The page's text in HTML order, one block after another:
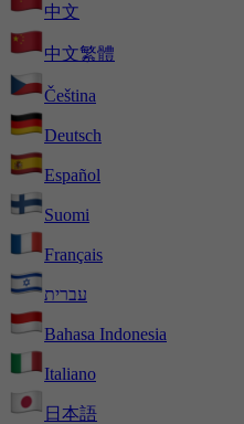
中文
中文繁體
Čeština
Deutsch
Español
Suomi
Français
עברית
Bahasa Indonesia
Italiano
日本語